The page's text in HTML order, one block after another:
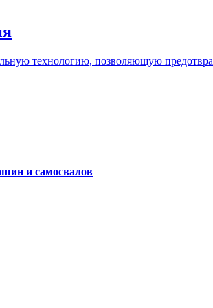
технологию, позволяющую
и самосвалов